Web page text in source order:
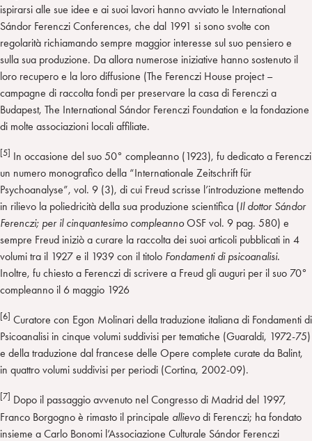
ispirarsi alle sue idee e ai suoi lavori hanno avviato le International
Sándor Ferenczi Conferences, che dal 1991 si sono svolte con
regolarità richiamando sempre maggior interesse sul suo pensiero e
sulla sua produzione. Da allora numerose iniziative hanno sostenuto il
loro recupero e la loro diffusione (The Ferenczi House project –
campagne di raccolta fondi per preservare la casa di Ferenczi a
Budapest, The International Sándor Ferenczi Foundation e la fondazione
di molte associazioni locali affiliate.
[5] In occasione del suo 50° compleanno (1923), fu dedicato a Ferenczi
un numero monografico della “Internationale Zeitschrift für
Psychoanalyse”, vol. 9 (3), di cui Freud scrisse l’introduzione mettendo
in rilievo la poliedricità della sua produzione scientifica (Il dottor Sándor
Ferenczi; per il cinquantesimo compleannoOSF vol. 9 pag. 580) e
sempre Freud iniziò a curare la raccolta dei suoi articoli pubblicati in 4
volumi tra il 1927 e il 1939 con il titolo Fondamenti di psicoanalisi.
Inoltre, fu chiesto a Ferenczi di scrivere a Freud gli auguri per il suo 70°
compleanno il 6 maggio 1926
[6] Curatore con Egon Molinari della traduzione italiana di Fondamenti di
Psicoanalisi in cinque volumi suddivisi per tematiche (Guaraldi, 1972-75)
e della traduzione dal francese delle Opere complete curate da Balint,
in quattro volumi suddivisi per periodi (Cortina, 2002-09).
[7] Dopo il passaggio avvenuto nel Congresso di Madrid del 1997,
Franco Borgogno è rimasto il principale allievodi Ferenczi; ha fondato
insieme a Carlo Bonomi l’Associazione Culturale Sándor Ferenczi